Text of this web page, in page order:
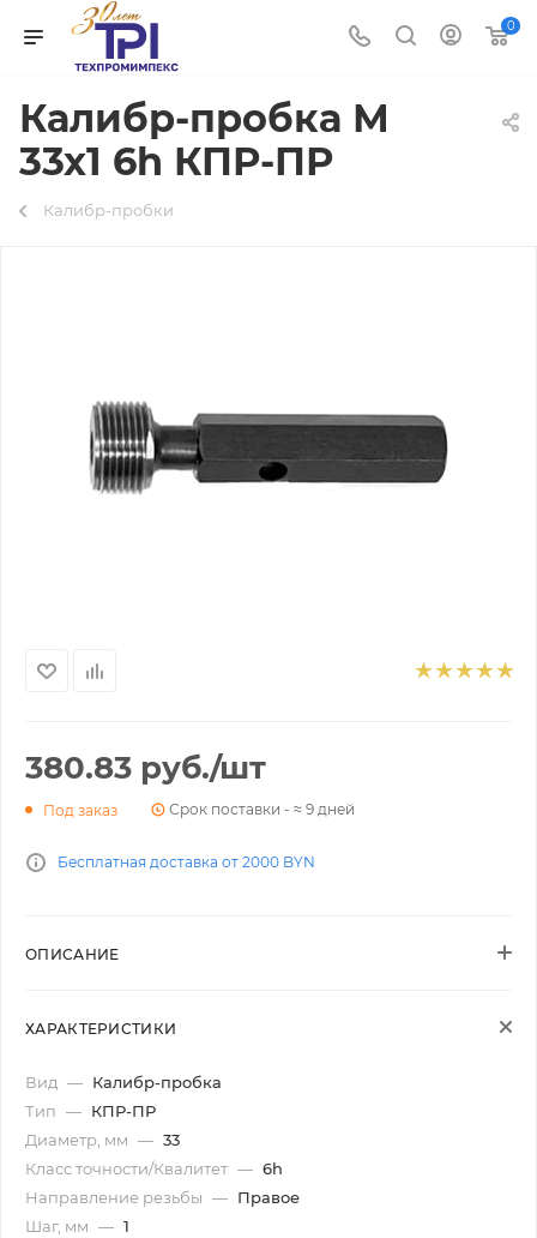
0
Калибр-пробка М
33х1 6h КПР-ПР
Калибр-пробки
380.83 руб./шт
Под заказ Срок поставки - ≈ 9 дней
Бесплатная доставка от 2000 BYN
ОПИСАНИЕ
ХАРАКТЕРИСТИКИ
Вид — Калибр-пробка
Тип — КПР-ПР
Диаметр, мм — 33
Класс точности/Квалитет — 6h
Направление резьбы — Правое
Шаг, мм — 1